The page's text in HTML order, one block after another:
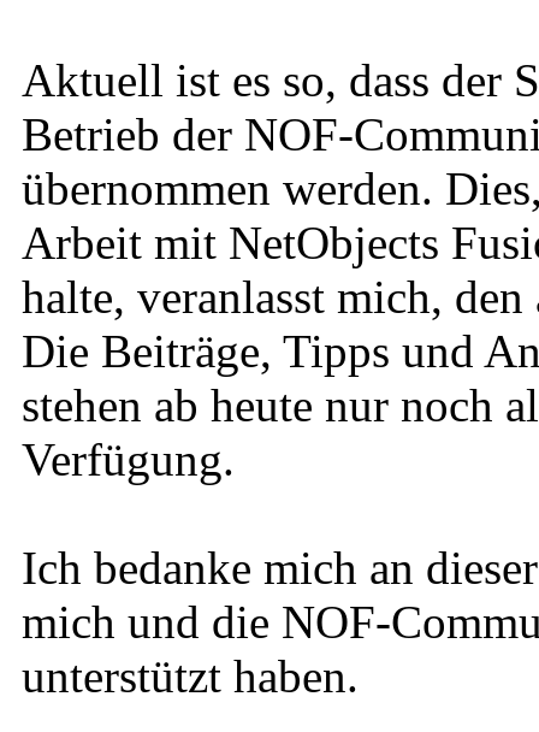
Aktuell ist es so, dass der
Betrieb der NOF-
übernommen werden.
Arbeit mit NetObjects
halte, veranlasst mich,
Die Beiträge, Tipps und
stehen ab heute nur noch
Verfügung.
Ich bedanke mich an
mich und die NOF-
unterstützt haben.